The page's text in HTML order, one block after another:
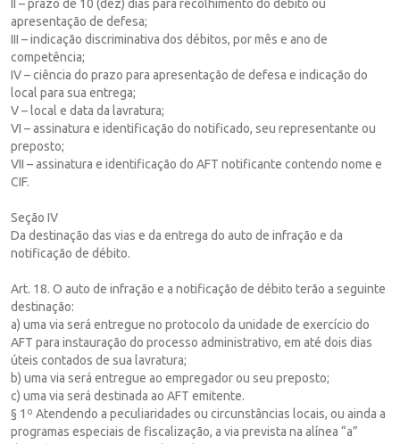
II – prazo de 10 (dez) dias para recolhimento do débito ou
apresentação de defesa;
III – indicação discriminativa dos débitos, por mês e ano de
competência;
IV – ciência do prazo para apresentação de defesa e indicação do
local para sua entrega;
V – local e data da lavratura;
VI – assinatura e identificação do notificado, seu representante ou
preposto;
VII – assinatura e identificação do AFT notificante contendo nome e
CIF.
Seção IV
Da destinação das vias e da entrega do auto de infração e da
notificação de débito.
Art. 18. O auto de infração e a notificação de débito terão a seguinte
destinação:
a) uma via será entregue no protocolo da unidade de exercício do
AFT para instauração do processo administrativo, em até dois dias
úteis contados de sua lavratura;
b) uma via será entregue ao empregador ou seu preposto;
c) uma via será destinada ao AFT emitente.
§ 1º Atendendo a peculiaridades ou circunstâncias locais, ou ainda a
programas especiais de fiscalização, a via prevista na alínea “a”